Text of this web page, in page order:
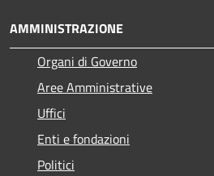
AMMINISTRAZIONE
Organi di Governo
Aree Amministrative
Uffici
Enti e fondazioni
Politici